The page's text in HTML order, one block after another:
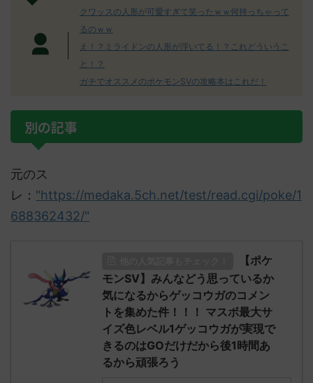
クワッスの人形が可愛すぎて笑ったｗｗ何持っちゃって
るのｗｗ
え！？ミライドンの人形が浮いてる！？これどういうこ
と！？
ガチでオススメのポケモンSVの攻略本はこれだ！
別の記事
元のス
レ： "https://medaka.5ch.net/test/read.cgi/poke/1
688362432/"
【ポケ
モンSV】みんなどう思っているか
気になるからゲッコウガのコメン
トを集めた件！！！ マスボ最大サ
イズ色レベル1ゲッコウガが実現で
きるのはGOだけだから後1時間あ
るから頑張ろう